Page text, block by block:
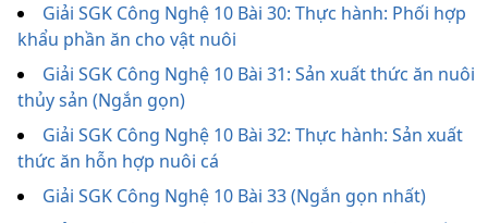
Giải SGK Công Nghệ 10 Bài 30: Thực hành: Phối hợp
khẩu phần ăn cho vật nuôi
Giải SGK Công Nghệ 10 Bài 31: Sản xuất thức ăn nuôi
thủy sản (Ngắn gọn)
Giải SGK Công Nghệ 10 Bài 32: Thực hành: Sản xuất
thức ăn hỗn hợp nuôi cá
Giải SGK Công Nghệ 10 Bài 33 (Ngắn gọn nhất)